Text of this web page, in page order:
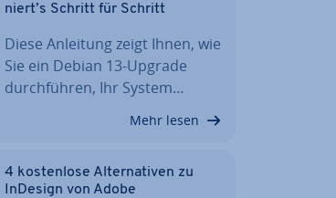
niert’s Schritt für Schritt
Diese Anleitung zeigt Ihnen, wie
Sie ein Debian 13-Upgrade
durch­füh­ren, Ihr System…
Mehr lesen
4 kos­ten­lo­se Al­ter­na­ti­ven zu
InDesign von Adobe